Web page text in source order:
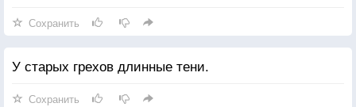
Сохранить
У старых грехов длинные тени.
Сохранить